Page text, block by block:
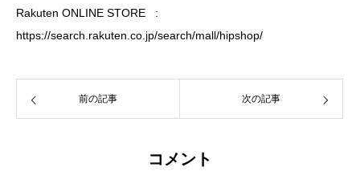
Rakuten ONLINE STORE :
https://search.rakuten.co.jp/search/mall/hipshop/
前の記事 次の記事
コメント